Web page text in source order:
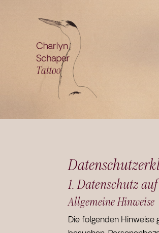
1. Datenschutz
Allgemeine Hinweise
Die folgenden Hinweise